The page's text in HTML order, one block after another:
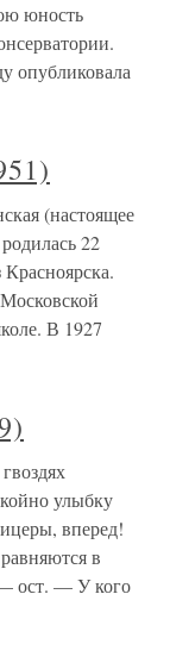
юность
опубликовала
(настоящее
22
В 1927
улыбку
вперед!
в
ост. — У кого